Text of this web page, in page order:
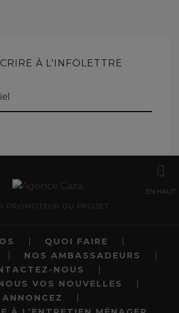
À L'INFOLETTRE
EN HAUT
PROMOTEUR DU PROJET
QUOI FAIRE
NOS AMBASSADEURS
NOUS
VOS NOUVELLES
ANNONCEZ